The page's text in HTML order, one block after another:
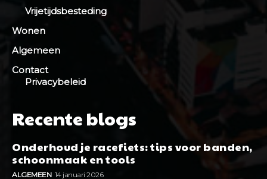
Vrijetijdsbesteding
Wonen
Algemeen
Contact
Privacybeleid
Recente blogs
Onderhoud je racefiets: tips voor banden,
schoonmaak en tools
ALGEMEEN 14 januari 2026